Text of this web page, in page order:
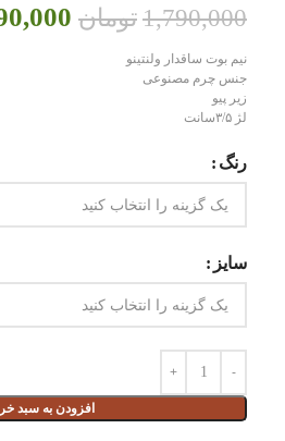
1,790,000 تومان
نیم بوت ساقدار ولنتینو
جنس چرم مصنوعی
زیر پیو
لژ ۳/۵سانت
رنگ
سایز
افزودن به سبد